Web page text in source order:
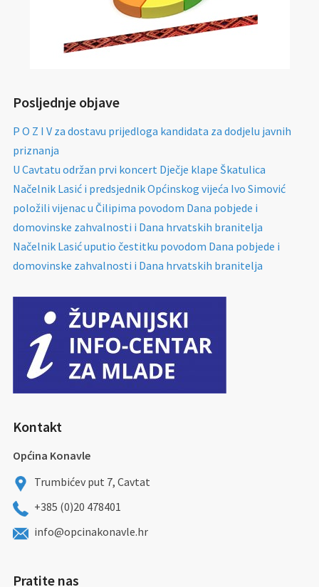
Posljednje objave
P O Z I V za dostavu prijedloga kandidata za dodjelu javnih
priznanja
U Cavtatu održan prvi koncert Dječje klape Škatulica
Načelnik Lasić i predsjednik Općinskog vijeća Ivo Simović
položili vijenac u Čilipima povodom Dana pobjede i
domovinske zahvalnosti i Dana hrvatskih branitelja
Načelnik Lasić uputio čestitku povodom Dana pobjede i
domovinske zahvalnosti i Dana hrvatskih branitelja
Kontakt
Općina Konavle
Trumbićev put 7, Cavtat
+385 (0)20 478401
info@opcinakonavle.hr
Pratite nas